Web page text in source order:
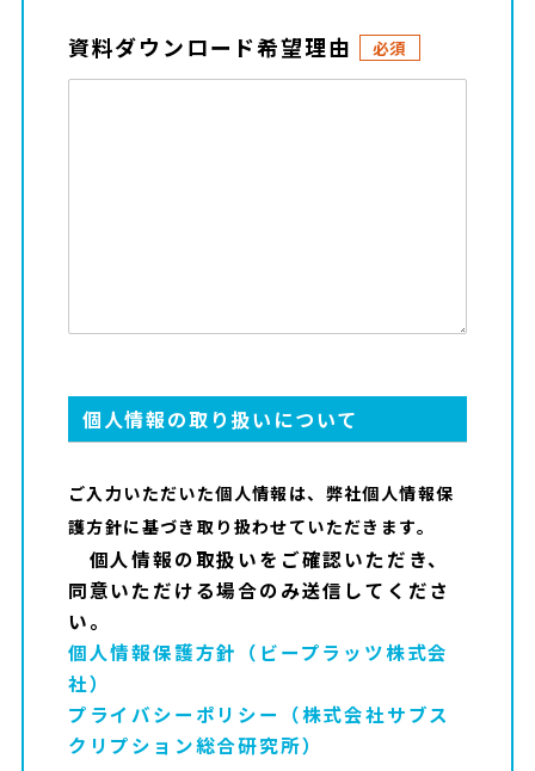
資料ダウンロード希望理由 必須
個人情報の取り扱いについて
ご入力いただいた個人情報は、弊社個人情報保
護方針に基づき取り扱わせていただきます。
個人情報の取扱いをご確認いただき、
同意いただける場合のみ送信してくださ
い。
個人情報保護方針（ビープラッツ株式会
社）
プライバシーポリシー（株式会社サブス
クリプション総合研究所）